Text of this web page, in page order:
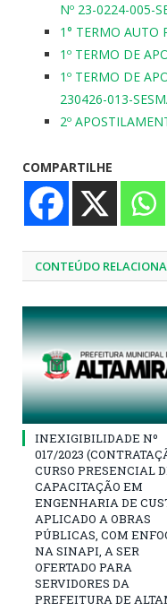
Nº 23-0224-005-
1° TERMO AUTO
1º TERMO DE
1º TERMO DE
230426-013-
2º
COMPARTILHE
CONTEÚDO
INEXIGIBILIDADE Nº
017/2023
CURSO PRESENCIAL
CAPACITAÇÃO EM
ENGENHARIA DE
APLICADO A OBRAS
PÚBLICAS, COM
NA SINAPI, A SER
OFERTADO PARA
SERVIDORES DA
PREFEITURA DE